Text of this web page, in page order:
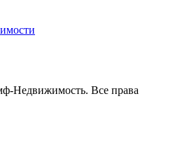
Недвижимость. Все права